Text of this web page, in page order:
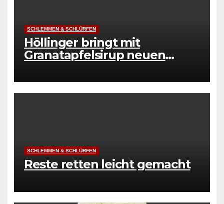
SCHLEMMEN & SCHLÜRFEN
Höllinger bringt mit
Granatapfelsirup neuen
SCHLEMMEN & SCHLÜRFEN
Reste retten leicht gemacht